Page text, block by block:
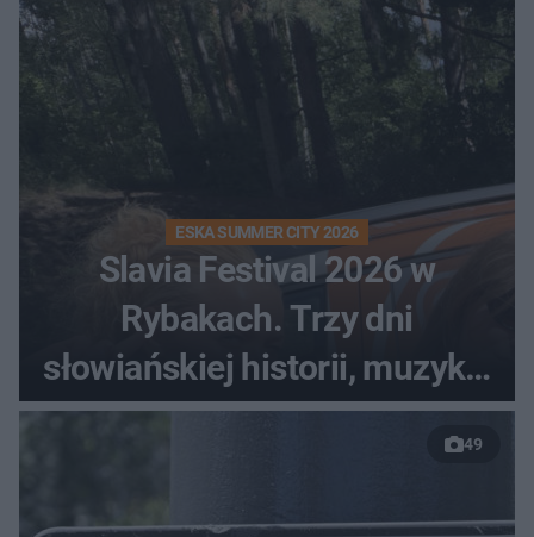
ESKA SUMMER CITY 2026
Slavia Festival 2026 w
Rybakach. Trzy dni
słowiańskiej historii, muzyki i
relaksu nad Jeziorem
49